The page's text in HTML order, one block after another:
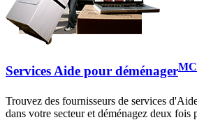
Services Aide pour déménagerMC
Trouvez des fournisseurs de services
dans votre secteur et déménagez deux fois